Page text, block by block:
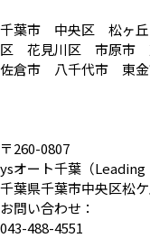
千葉市 中央区 松ヶ
区 花見川区 市原市
佐倉市 八千代市 東
〒260-0807
ysオート千葉（
千葉県千葉市中央区松
お問い合わせ：
043-488-4551